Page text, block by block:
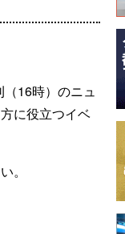
16時）のニュ
に役立つイベ
。